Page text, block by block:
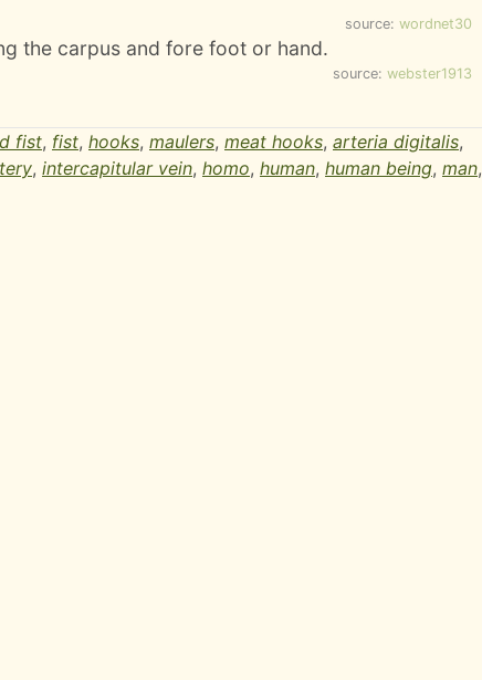
source: wordnet30
the carpus and fore foot or hand.
source: webster1913
fist, fist, hooks, maulers, meat hooks, arteria digitalis,
, intercapitular vein, homo, human, human being, man,